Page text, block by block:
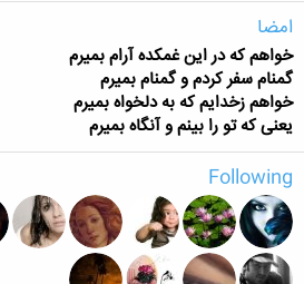
امضا
خواهم که در این غمکده آرام بمیرم
گمنام سفر کردم و گمنام بمیرم
خواهم زخدایم که به دلخواه بمیرم
یعنی که تو را بینم و آنگاه بمیرم
Following